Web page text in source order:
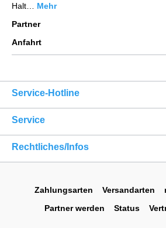
Halt… Mehr
Partner
Anfahrt
Service-Hotline
Service
Rechtliches/Infos
Zahlungsarten Versandarten
Partner werden
Status